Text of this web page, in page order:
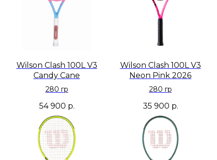
Wilson Clash 100L V3
Candy Cane
280 гр
54 900 р.
Wilson Clash 100L V3
Neon Pink 2026
280 гр
35 900 р.